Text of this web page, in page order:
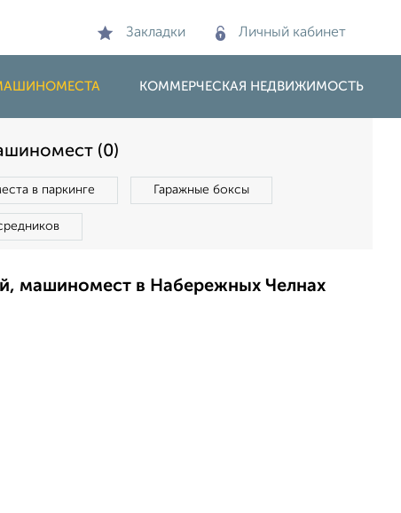
Закладки Личный кабинет
КОММЕРЧЕСКАЯ НЕДВИЖИМОСТЬ
(0)
в паркинге Гаражные боксы
машиномест в Набережных Челнах